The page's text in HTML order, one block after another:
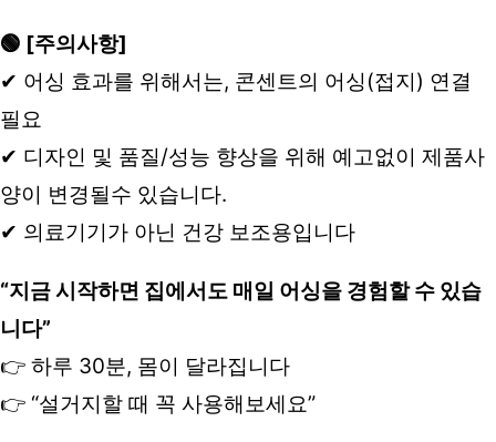
🟢 [주의사항]
✔ 어싱 효과를 위해서는, 콘센트의 어싱(접지) 연결
필요
✔ 디자인 및 품질/성능 향상을 위해 예고없이 제품사
양이 변경될수 있습니다.
✔ 의료기기가 아닌 건강 보조용입니다
“지금 시작하면 집에서도 매일 어싱을 경험할 수 있습
니다”
👉 하루 30분, 몸이 달라집니다
👉 “설거지할 때 꼭 사용해보세요”